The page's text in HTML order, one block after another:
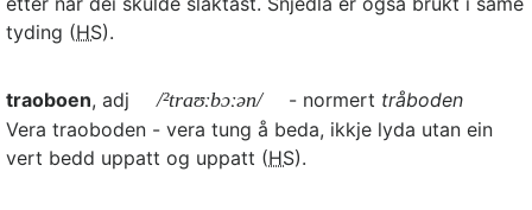
tyding (HS).
traoboen, adj /²traʊːbɔːən/ - normert tråboden
Vera traoboden - vera tung å beda, ikkje lyda utan ein
vert bedd uppatt og uppatt (HS).